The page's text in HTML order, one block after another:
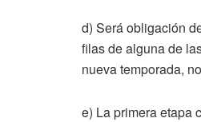
d) Será obligación
filas de alguna de
nueva temporada,
e) La primera etapa